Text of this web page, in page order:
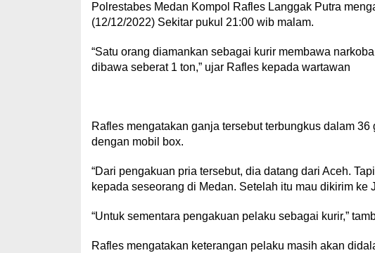
Polrestabes Medan Kompol Rafles Langgak Putra
(12/12/2022) Sekitar pukul 21:00 wib malam.
“Satu orang diamankan sebagai kurir membawa
dibawa seberat 1 ton,” ujar Rafles kepada wartawan
Rafles mengatakan ganja tersebut terbungkus dalam
dengan mobil box.
“Dari pengakuan pria tersebut, dia datang dari Aceh.
kepada seseorang di Medan. Setelah itu mau dikirim ke
“Untuk sementara pengakuan pelaku sebagai kurir,”
Rafles mengatakan keterangan pelaku masih akan